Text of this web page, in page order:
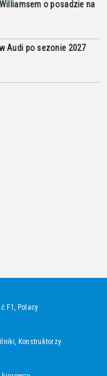
o posadzie na
Audi po sezonie 2027
F1, Polacy
, Konstruktorzy